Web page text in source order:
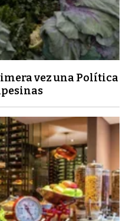
vez una Política